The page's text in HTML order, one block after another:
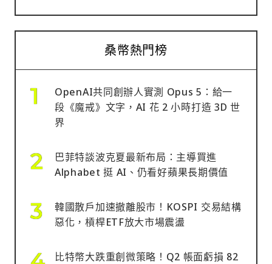
桑幣熱門榜
OpenAI共同創辦人實測 Opus 5：給一
段《魔戒》文字，AI 花 2 小時打造 3D 世
界
巴菲特談波克夏最新布局：主導買進
Alphabet 挺 AI、仍看好蘋果長期價值
韓國散戶加速撤離股市！KOSPI 交易結構
惡化，槓桿ETF放大市場震盪
比特幣大跌重創微策略！Q2 帳面虧損 82